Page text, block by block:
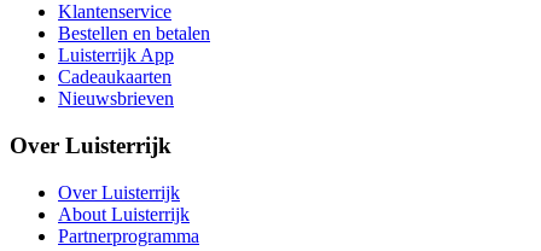
Klantenservice
Bestellen en betalen
Luisterrijk App
Cadeaukaarten
Nieuwsbrieven
Over Luisterrijk
Over Luisterrijk
About Luisterrijk
Partnerprogramma